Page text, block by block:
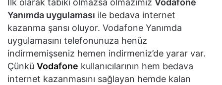
İlk olarak tabiki olmazsa olmazımız Vodafone
Yanımda uygulaması ile bedava internet
kazanma şansı oluyor. Vodafone Yanımda
uygulamasını telefonunuza henüz
indirmemişseniz hemen indirmeniz’de yarar var.
Çünkü Vodafone kullanıcılarının hem bedava
internet kazanmasını sağlayan hemde kalan